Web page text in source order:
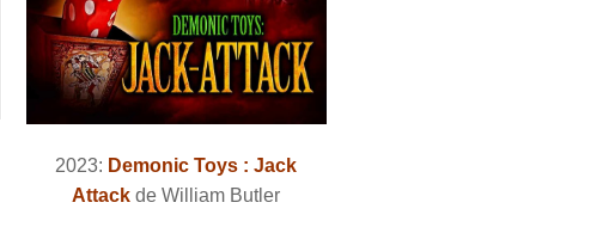
2023: Demonic Toys : Jack
Attack de William Butler